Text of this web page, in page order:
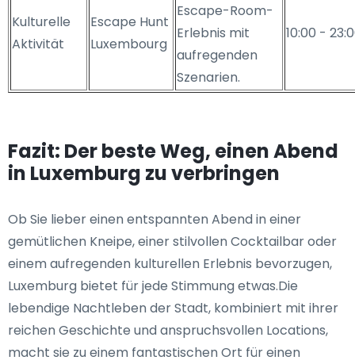
Kulturelle
Aktivität
Escape Hunt
Luxembourg
Escape-Room-
Erlebnis mit
aufregenden
Szenarien.
10:00 -
Fazit: Der beste Weg, einen Abend
in Luxemburg zu verbringen
Ob Sie lieber einen entspannten Abend in einer
gemütlichen Kneipe, einer stilvollen Cocktailbar oder
einem aufregenden kulturellen Erlebnis bevorzugen,
Luxemburg bietet für jede Stimmung etwas.Die
lebendige Nachtleben der Stadt, kombiniert mit ihrer
reichen Geschichte und anspruchsvollen Locations,
macht sie zu einem fantastischen Ort für einen